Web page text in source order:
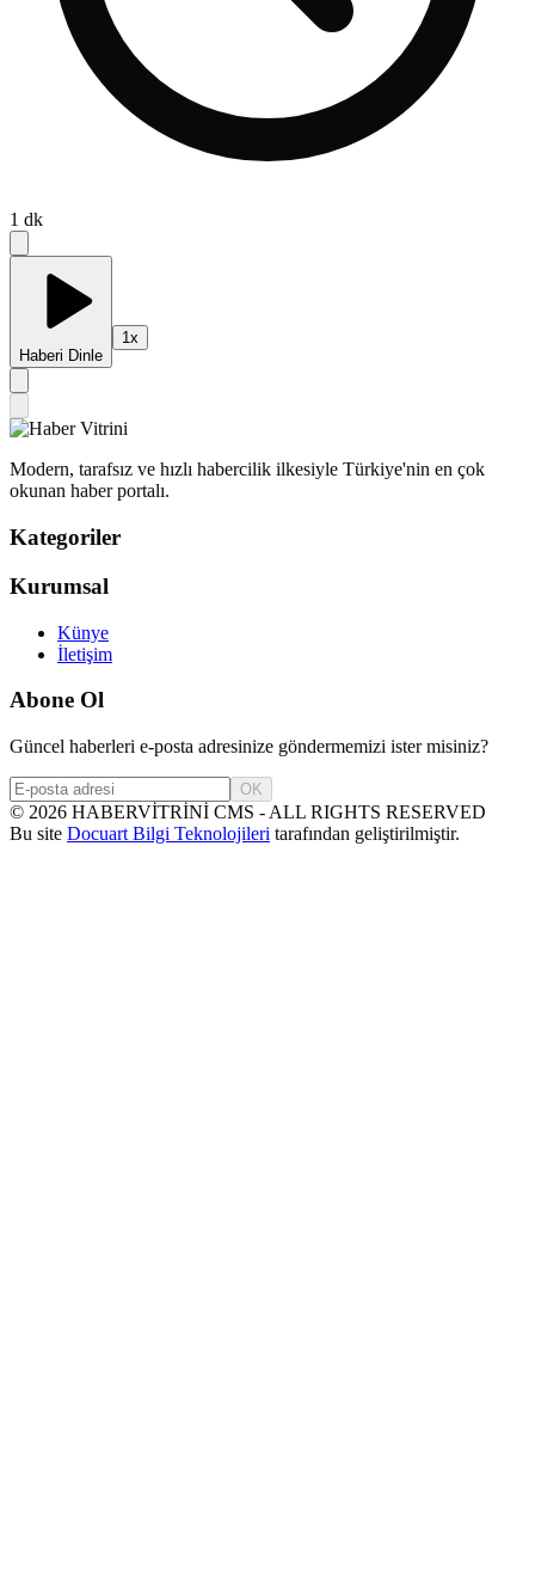
1 dk
Haberi Dinle
1x
Modern, tarafsız ve hızlı habercilik ilkesiyle Türkiye'nin en çok
okunan haber portalı.
Kategoriler
Kurumsal
Künye
İletişim
Abone Ol
Güncel haberleri e-posta adresinize göndermemizi ister misiniz?
OK
© 2026 HABERVİTRİNİ CMS - ALL RIGHTS RESERVED
Bu site Docuart Bilgi Teknolojileri tarafından geliştirilmiştir.